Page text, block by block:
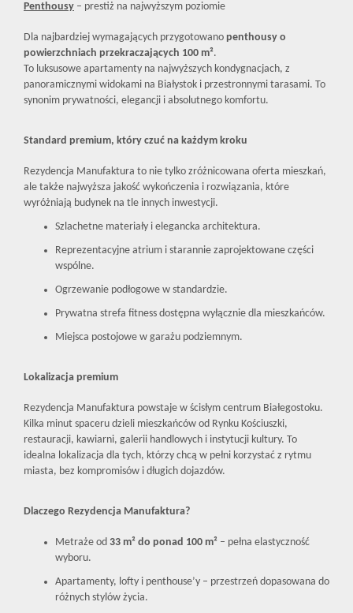
Penthousy – prestiż na najwyższym poziomie
Dla najbardziej wymagających przygotowano penthousy o
powierzchniach przekraczających 100 m².
To luksusowe apartamenty na najwyższych kondygnacjach, z
panoramicznymi widokami na Białystok i przestronnymi tarasami. To
synonim prywatności, elegancji i absolutnego komfortu.
Standard premium, który czuć na każdym kroku
Rezydencja Manufaktura to nie tylko zróżnicowana oferta mieszkań,
ale także najwyższa jakość wykończenia i rozwiązania, które
wyróżniają budynek na tle innych inwestycji.
Szlachetne materiały i elegancka architektura.
Reprezentacyjne atrium i starannie zaprojektowane części
wspólne.
Ogrzewanie podłogowe w standardzie.
Prywatna strefa fitness dostępna wyłącznie dla mieszkańców.
Miejsca postojowe w garażu podziemnym.
Lokalizacja premium
Rezydencja Manufaktura powstaje w ścisłym centrum Białegostoku.
Kilka minut spaceru dzieli mieszkańców od Rynku Kościuszki,
restauracji, kawiarni, galerii handlowych i instytucji kultury. To
idealna lokalizacja dla tych, którzy chcą w pełni korzystać z rytmu
miasta, bez kompromisów i długich dojazdów.
Dlaczego Rezydencja Manufaktura?
Metraże od 33 m² do ponad 100 m² – pełna elastyczność
wyboru.
Apartamenty, lofty i penthouse’y – przestrzeń dopasowana do
różnych stylów życia.